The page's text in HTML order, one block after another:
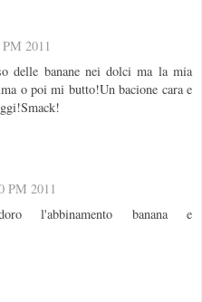
2011
delle banane nei dolci ma la mia
o poi mi butto!Un bacione cara e
PM 2011
l'abbinamento banana e